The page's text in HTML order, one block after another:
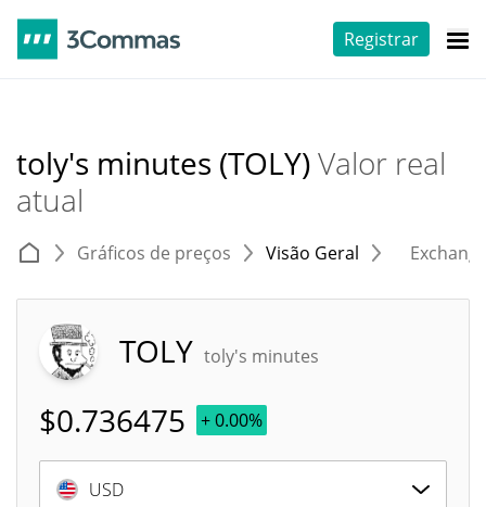
Registrar
toly's minutes (TOLY)Valor real
atual
Gráficos de preços Visão Geral
TOLY toly's minutes
$0.736475 + 0.00%
USD